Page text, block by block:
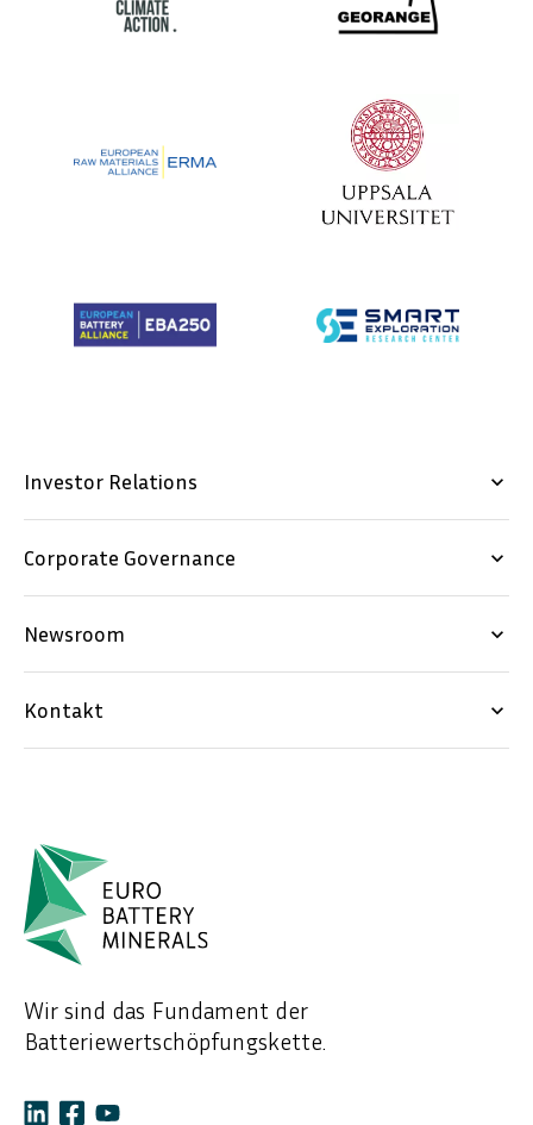
Investor Relations keyboard_arrow_down
Corporate Governance keyboard_arrow_down
Newsroom keyboard_arrow_down
Kontakt keyboard_arrow_down
Wir sind das Fundament der
Batteriewertschöpfungskette.